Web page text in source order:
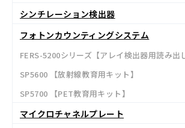
シンチレーション検出器
フォトンカウンティングシステム
FERS-5200シリーズ【アレイ検出器用読み出
SP5600 【放射線教育用キット】
SP5700 【PET教育用キット】
マイクロチャネルプレート